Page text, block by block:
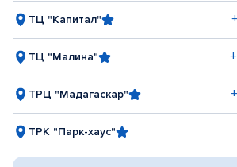
ТЦ "Капитал"
ТЦ "Малина"
ТРЦ "Мадагаскар"
ТРК "Парк-хаус"